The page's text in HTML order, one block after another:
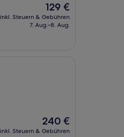
Der
Preis
beträgt
129 €
inkl. Steuern & Gebühren
7. Aug.–8. Aug.
Der
Preis
240 €
inkl. Steuern & Gebühren